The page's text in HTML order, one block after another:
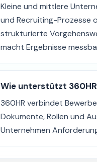
Kleine und mittlere
und Recruiting-Prozesse
strukturierte
macht Ergebnisse
Wie unterstützt
360HR verbindet
Dokumente, Rollen und
Unternehmen